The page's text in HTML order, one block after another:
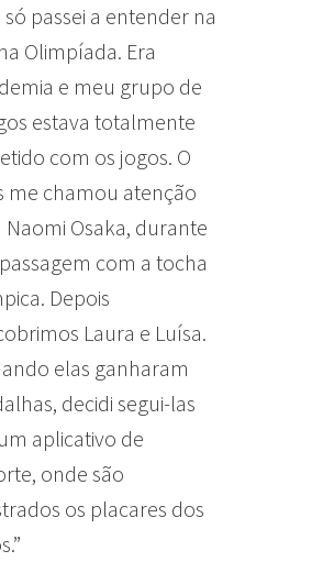
só passei a entender na
Olimpíada. Era
e meu grupo de
estava totalmente
com os jogos. O
me chamou atenção
Naomi Osaka, durante
com a tocha
Depois
Laura e Luísa.
elas ganharam
decidi segui-las
aplicativo de
onde são
os placares dos